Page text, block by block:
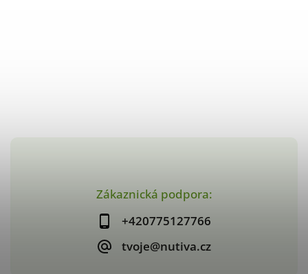
Zákaznická podpora:
+420775127766
tvoje@nutiva.cz